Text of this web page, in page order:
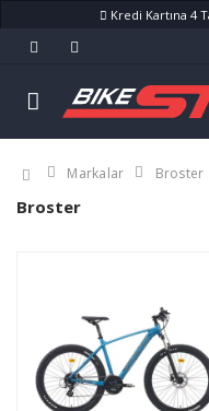
Kredi Kartına 4
Markalar Broster
Broster